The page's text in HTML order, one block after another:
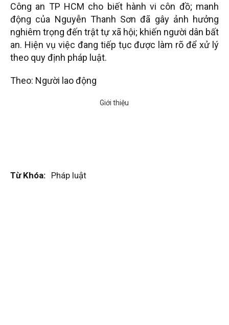
Công an TP HCM cho biết hành vi côn đồ; manh
động của Nguyễn Thanh Sơn đã gây ảnh hưởng
nghiêm trọng đến trật tự xã hội; khiến người dân bất
an. Hiện vụ việc đang tiếp tục được làm rõ để xử lý
theo quy định pháp luật.
Theo: Người lao động
Từ Khóa: Pháp luật